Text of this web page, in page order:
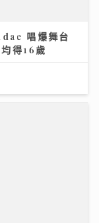
唱爆舞台
得16歲